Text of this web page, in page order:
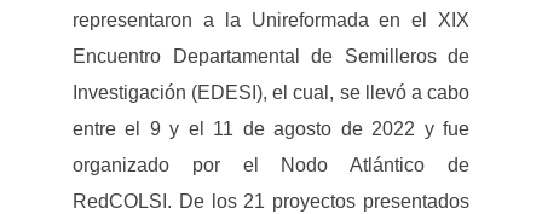
representaron a la Unireformada en el XIX
Encuentro Departamental de Semilleros de
Investigación (EDESI), el cual, se llevó a cabo
entre el 9 y el 11 de agosto de 2022 y fue
organizado por el Nodo Atlántico de
RedCOLSI. De los 21 proyectos presentados